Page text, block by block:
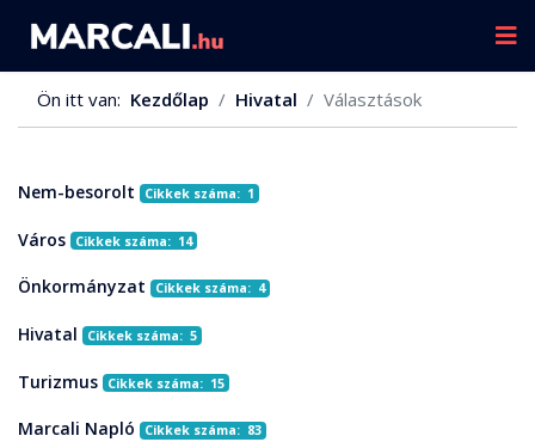
Ön itt van: Kezdőlap Hivatal Választások
Nem-besorolt Cikkek száma: 1
Város Cikkek száma: 14
Önkormányzat Cikkek száma: 4
Hivatal Cikkek száma: 5
Turizmus Cikkek száma: 15
Marcali Napló Cikkek száma: 83